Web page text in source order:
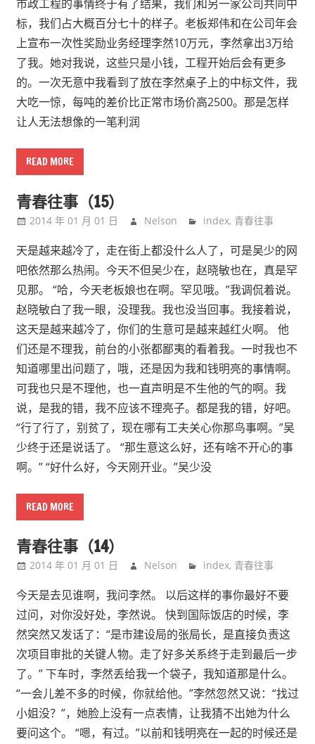
市政工程的事情终于有了结果，我们和另一家公司共同中
标，我们占大概百分七十的样子。老板郑伟和在公司年会
上宣布一次性奖励业务经理李然10万元，李然拿出3万给
了我。她对我说，这些只是小钱，工程开始后会有更多
的。一次无意中我看到了放在李然桌子上的中标文件，我
大吃一惊，每吨的差价比正常市场价高2500。那是怎样
让人无法想像的一笔利润
READ MORE
青春往事（15）
2014 年 01 月 01 日 Nelson index, 青春往事
天是越来越冷了，走在街上都没什么人了，可是吴少的网
吧依然那么热闹。今天不但吴少在，赵晓敏也在，真是罕
见那。 “哈，今天老板娘也在啊。罕见哦。”我调侃着说。
赵晓敏白了我一眼，没理我。我也没当回事。我接着说，
这天是越来越冷了，你们的生意可是越来越红火啊。 他
们还是不理我，前台的小张都鄙夷的看着我。一时我也不
知道哪里出问题了，哦，还是因为我和钱明亮的事情啊。
可我也只是不理他，也一直声明是不生他的气的啊。我
说，是我的错，我不应该不理亮子。都是我的错，好吧。
“行了行了，别贫了，现在哪有工夫关心你那鸟事啊。”吴
少终于还是说话了。 “那生意这么好，还有啥不开心的事
啊。” “好什么好，今天刚开业。”吴少没
READ MORE
青春往事（14）
2014 年 01 月 01 日 Nelson index, 青春往事
今天是去见谁啊，我问李然。 以后这样的事你最好不要
过问，对你没好处，李然说。 快到国际饭店的时候，李
然突然又发话了：“是市建设局的张局长，是直接负责这
次项目审批的关键人物。走了好多关系终于走到最后一步
了。” 下车时，李然丢给我一个袋子，我知道那是什么。
“一会儿差不多的时候，你就给他。”李然忽然又说：“找过
小姐没？”，她脸上没有一点表情，让我猜不出她为什么
要问这个。 “嗯，有过。”以前和钱明亮在一起的时候还是